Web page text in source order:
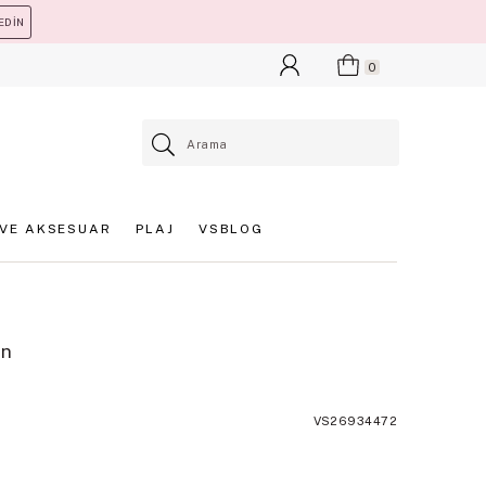
0
AKSESUAR PLAJ VSBLOG
VS26934472